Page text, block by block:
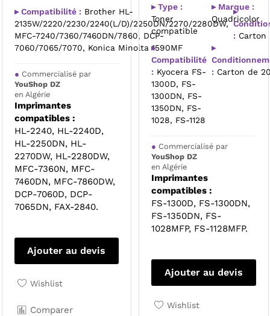
▸ Compatibilité :Brother HL-
2135W/2220/2230/2240(L/D)/2250DN/2270/2280DW,
MFC-7240/7360/7460DN/7860, DCP-
7060/7065/7070, Konica Minolta 1590MF
▸
:Carton
● Commercialisé par
YouShop DZ
en Algérie
Imprimantes
compatibles :
HL-2240, HL-2240D,
HL-2250DN, HL-
2270DW, HL-2280DW,
MFC-7360N, MFC-
7460DN, MFC-7860DW,
DCP-7060D, DCP-
7065DN, FAX-2840.
Ajouter au devis
Wishlist
Comparer
▸ Type :
Toner
compatible
▸ Marque :
Quadricolor
▸
Compatibilité
: Kyocera FS-
1300D, FS-
1300DN, FS-
1350DN, FS-
1028, FS-1128
▸
: Carton de
● Commercialisé par
YouShop DZ
en Algérie
Imprimantes
compatibles :
FS-1300D, FS-1300DN,
FS-1350DN, FS-
1028MFP, FS-1128MFP.
Ajouter au devis
Wishlist